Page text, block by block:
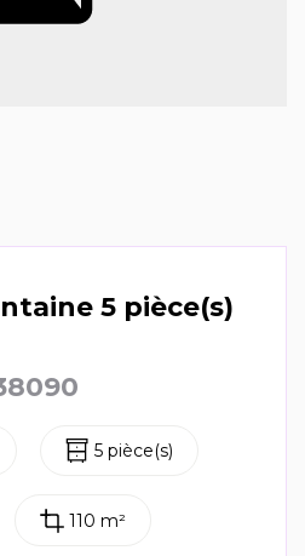
5 pièce(s)
5 pièce(s)
110 m²